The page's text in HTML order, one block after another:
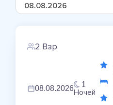
2 Взр
08.08.2026 1
Ночей